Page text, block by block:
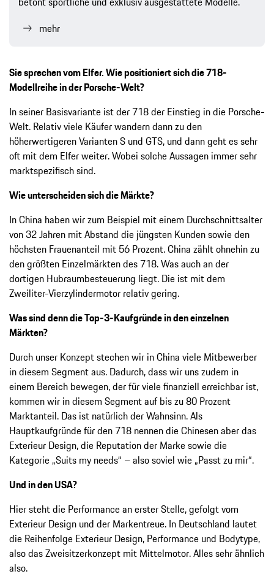
mehr
Sie sprechen vom Elfer. Wie positioniert sich die 718-
Modellreihe in der Porsche-Welt?
In seiner Basisvariante ist der 718 der Einstieg in die Porsche-
Welt. Relativ viele Käufer wandern dann zu den
höherwertigeren Varianten S und GTS, und dann geht es sehr
oft mit dem Elfer weiter. Wobei solche Aussagen immer sehr
marktspezifisch sind.
Wie unterscheiden sich die Märkte?
In China haben wir zum Beispiel mit einem Durchschnittsalter
von 32 Jahren mit Abstand die jüngsten Kunden sowie den
höchsten Frauenanteil mit 56 Prozent. China zählt ohnehin zu
den größten Einzelmärkten des 718. Was auch an der
dortigen Hubraumbesteuerung liegt. Die ist mit dem
Zweiliter-Vierzylindermotor relativ gering.
Was sind denn die Top-3-Kaufgründe in den einzelnen
Märkten?
Durch unser Konzept stechen wir in China viele Mitbewerber
in diesem Segment aus. Dadurch, dass wir uns zudem in
einem Bereich bewegen, der für viele finanziell erreichbar ist,
kommen wir in diesem Segment auf bis zu 80 Prozent
Marktanteil. Das ist natürlich der Wahnsinn. Als
Hauptkaufgründe für den 718 nennen die Chinesen aber das
Exterieur Design, die Reputation der Marke sowie die
Kategorie „Suits my needs“ – also soviel wie „Passt zu mir“.
Und in den USA?
Hier steht die Performance an erster Stelle, gefolgt vom
Exterieur Design und der Markentreue. In Deutschland lautet
die Reihenfolge Exterieur Design, Performance und Bodytype,
also das Zweisitzerkonzept mit Mittelmotor. Alles sehr ähnlich
also.